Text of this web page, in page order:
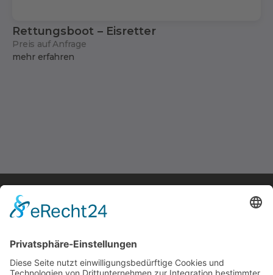
Rettungsboot – Eisretter
Preis auf Anfrage
mehr erfahren
Der originale Kärntner
Rumpold Handels GesmbH